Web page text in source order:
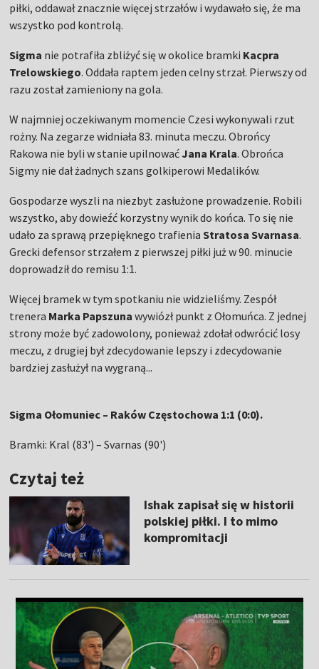
piłki, oddawał znacznie więcej strzałów i wydawało się, że ma
wszystko pod kontrolą.
Sigma nie potrafiła zbliżyć się w okolice bramki Kacpra
Trelowskiego. Oddała raptem jeden celny strzał. Pierwszy od
razu został zamieniony na gola.
W najmniej oczekiwanym momencie Czesi wykonywali rzut
rożny. Na zegarze widniała 83. minuta meczu. Obrońcy
Rakowa nie byli w stanie upilnować Jana Krala. Obrońca
Sigmy nie dał żadnych szans golkiperowi Medalików.
Gospodarze wyszli na niezbyt zasłużone prowadzenie. Robili
wszystko, aby dowieźć korzystny wynik do końca. To się nie
udało za sprawą przepięknego trafieniaStratosa Svarnasa.
Grecki defensor strzałem z pierwszej piłki już w 90. minucie
doprowadził do remisu 1:1.
Więcej bramek w tym spotkaniu nie widzieliśmy. Zespół
trenera Marka Papszuna wywiózł punkt z Ołomuńca. Z jednej
strony może być zadowolony, ponieważ zdołał odwrócić losy
meczu, z drugiej był zdecydowanie lepszy i zdecydowanie
bardziej zasłużył na wygraną...
Sigma Ołomuniec – Raków Częstochowa 1:1 (0:0).
Bramki: Kral (83') – Svarnas (90')
Czytaj też
Ishak zapisał się w historii
polskiej piłki. I to mimo
kompromitacji